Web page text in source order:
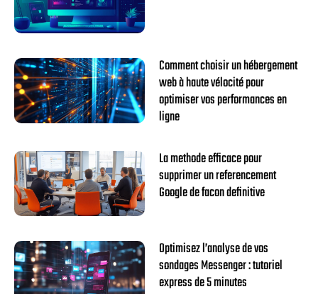
Comment choisir un hébergement
web à haute vélocité pour
optimiser vos performances en
ligne
La methode efficace pour
supprimer un referencement
Google de facon definitive
Optimisez l’analyse de vos
sondages Messenger : tutoriel
express de 5 minutes